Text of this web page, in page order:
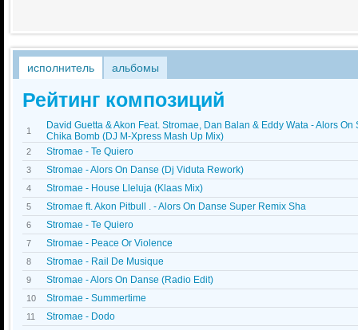
исполнитель альбомы
Рейтинг композиций
1
David Guetta & Akon Feat. Stromae, Dan Balan & Eddy Wata - Alors On
Chika Bomb (DJ M-Xpress Mash Up Mix)
2 Stromae - Te Quiero
3 Stromae - Alors On Danse (Dj Viduta Rework)
4 Stromae - House Lleluja (Klaas Mix)
5 Stromae ft. Akon Pitbull . - Alors On Danse Super Remix Sha
6 Stromae - Te Quiero
7 Stromae - Peace Or Violence
8 Stromae - Rail De Musique
9 Stromae - Alors On Danse (Radio Edit)
10 Stromae - Summertime
11 Stromae - Dodo